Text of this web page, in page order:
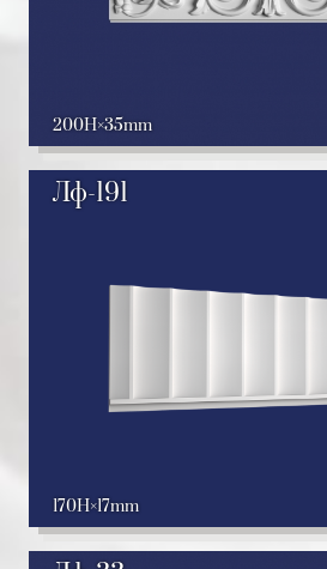
200H 35mm
Лф-191
170H 17mm